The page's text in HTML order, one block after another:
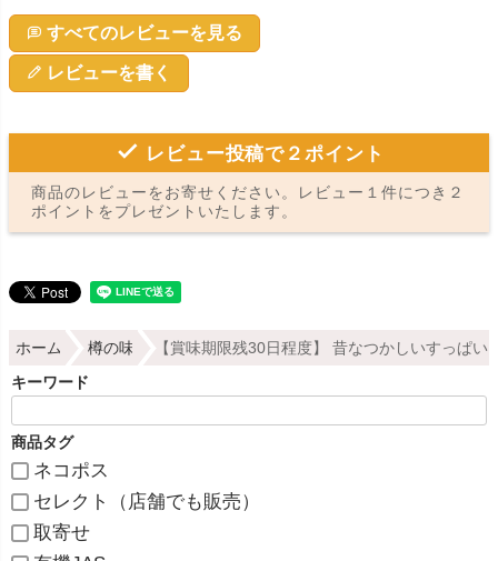
すべてのレビューを見る
レビューを書く
レビュー投稿で２ポイント
商品のレビューをお寄せください。レビュー１件につき２
ポイントをプレゼントいたします。
ホーム 樽の味 【賞味期限残30日程度】 昔なつかしいすっぱい
キーワード
商品タグ
ネコポス
セレクト（店舗でも販売）
取寄せ